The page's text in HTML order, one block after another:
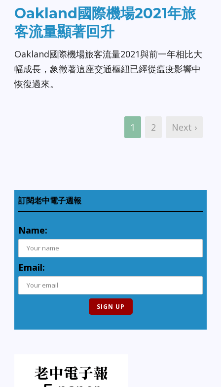
Oakland國際機場2021年旅
客流量顯著回升
Oakland國際機場旅客流量2021與前一年相比大
幅成長，象徵著這座交通樞紐已經從瘟疫影響中
恢復過來。
1 2 Next ›
訂閱老中電子週報
Name:
Email: